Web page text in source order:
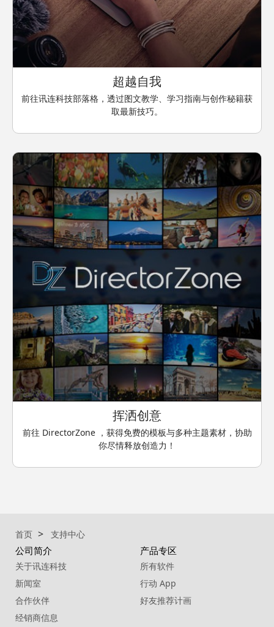
超越自我
前往讯连科技部落格，透过图文教学、学习指南与创作秘籍获
取最新技巧。
挥洒创意
前往 DirectorZone ，获得免费的模板与多种主题素材，协助
你尽情释放创造力！
首页 支持中心
公司简介
关于讯连科技
新闻室
合作伙伴
经销商信息
产品专区
所有软件
行动 App
好友推荐计画